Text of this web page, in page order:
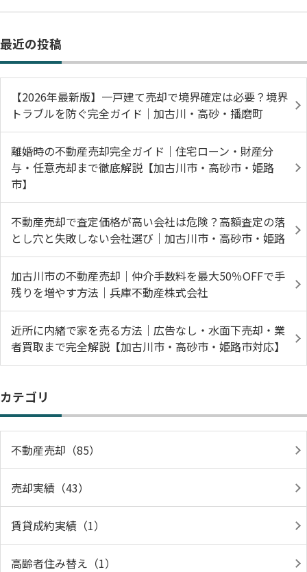
最近の投稿
【2026年最新版】一戸建て売却で境界確定は必要？境界
トラブルを防ぐ完全ガイド｜加古川・高砂・播磨町
離婚時の不動産売却完全ガイド｜住宅ローン・財産分
与・任意売却まで徹底解説【加古川市・高砂市・姫路
市】
不動産売却で査定価格が高い会社は危険？高額査定の落
とし穴と失敗しない会社選び｜加古川市・高砂市・姫路
加古川市の不動産売却｜仲介手数料を最大50％OFFで手
残りを増やす方法｜兵庫不動産株式会社
近所に内緒で家を売る方法｜広告なし・水面下売却・業
者買取まで完全解説【加古川市・高砂市・姫路市対応】
カテゴリ
不動産売却（85）
売却実績（43）
賃貸成約実績（1）
高齢者住み替え（1）